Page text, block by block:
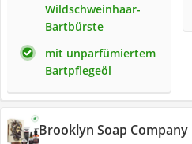
Wildschweinhaar-
Bartbürste
mit unparfümiertem
Bartpflegeöl
Brooklyn Soap